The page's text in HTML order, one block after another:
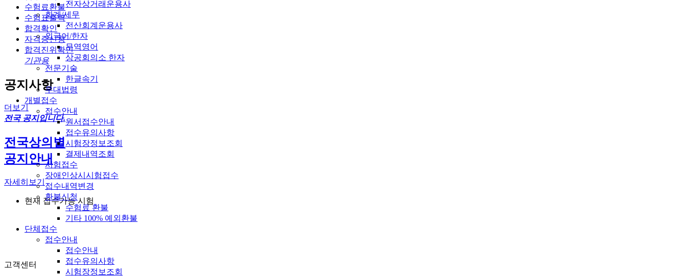
전자상거래운용사
회계/세무
전산회계운용사
외국어/한자
무역영어
상공회의소 한자
전문기술
한글속기
우대법령
개별접수
접수안내
원서접수안내
접수유의사항
시험장정보조회
결제내역조회
시험접수
장애인상시시험접수
접수내역변경
환불신청
수험료 환불
기타 100% 예외환불
단체접수
접수안내
접수안내
접수유의사항
시험장정보조회
수험료환불
수험표출력
합격확인
자격증신청
합격진위확인
기관용
공지사항
더보기
전국 공지입니다.
전국상의별
공지안내
자세히보기
현재 접수가능 시험
고객센터